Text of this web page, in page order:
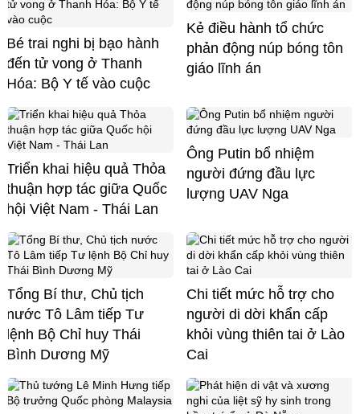
Bé trai nghi bị bạo hành
đến tử vong ở Thanh
Hóa: Bộ Y tế vào cuộc
Kẻ điều hành tổ chức
phản động núp bóng tôn
giáo lĩnh án
Triển khai hiệu quả Thỏa
thuận hợp tác giữa Quốc
hội Việt Nam - Thái Lan
Ông Putin bổ nhiệm
người đứng đầu lực
lượng UAV Nga
Tổng Bí thư, Chủ tịch
nước Tô Lâm tiếp Tư
lệnh Bộ Chỉ huy Thái
Bình Dương Mỹ
Chi tiết mức hỗ trợ cho
người di dời khẩn cấp
khỏi vùng thiên tai ở Lào
Cai